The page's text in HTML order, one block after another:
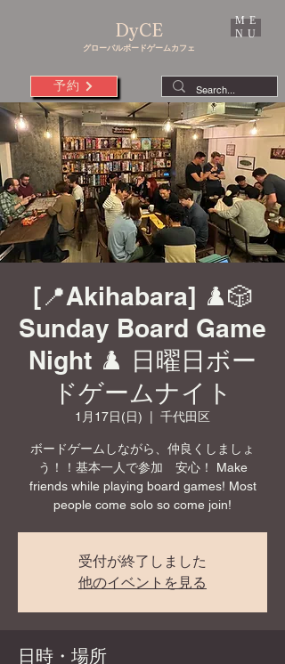
DyCE
グローバルボードゲームカフェ
予約
ME
NU
[📍Akihabara] ♟️🎲
Sunday Board Game
Night ♟️ 日曜日ボー
ドゲームナイト
1月17日(日) 千代田区
ボードゲームしながら、仲良くしましょ
う！！基本一人で参加 安心！ Make
friends while playing board games! Most
people come solo so come join!
受付が終了しました
他のイベントを見る
日時・場所